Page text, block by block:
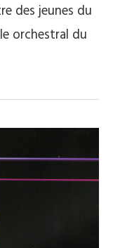
des jeunes du
orchestral du